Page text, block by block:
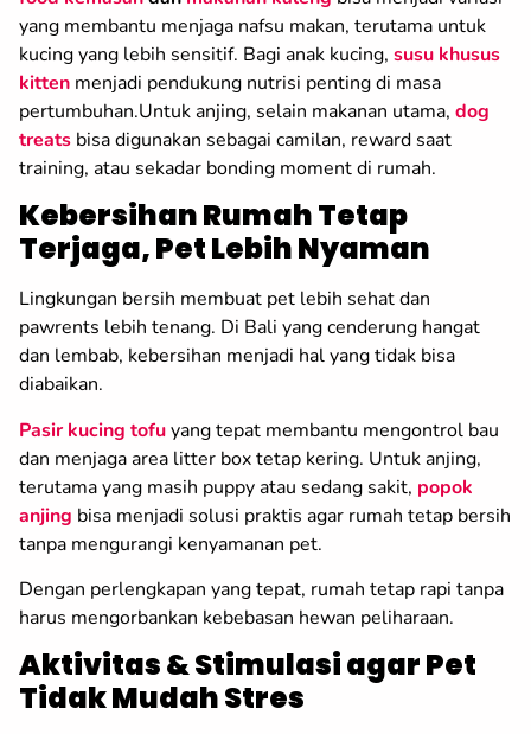
yang membantu menjaga nafsu makan, terutama untuk
kucing yang lebih sensitif. Bagi anak kucing, susu khusus
kitten menjadi pendukung nutrisi penting di masa
pertumbuhan.Untuk anjing, selain makanan utama, dog
treats bisa digunakan sebagai camilan, reward saat
training, atau sekadar bonding moment di rumah.
Kebersihan Rumah Tetap
Terjaga, Pet Lebih Nyaman
Lingkungan bersih membuat pet lebih sehat dan
pawrents lebih tenang. Di Bali yang cenderung hangat
dan lembab, kebersihan menjadi hal yang tidak bisa
diabaikan.
Pasir kucing tofuyang tepat membantu mengontrol bau
dan menjaga area litter box tetap kering. Untuk anjing,
terutama yang masih puppy atau sedang sakit, popok
anjing bisa menjadi solusi praktis agar rumah tetap bersih
tanpa mengurangi kenyamanan pet.
Dengan perlengkapan yang tepat, rumah tetap rapi tanpa
harus mengorbankan kebebasan hewan peliharaan.
Aktivitas & Stimulasi agar Pet
Tidak Mudah Stres